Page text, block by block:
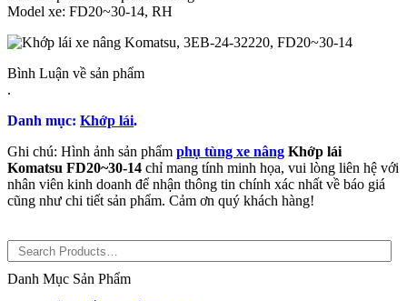
Model xe: FD20~30-14, RH
Bình Luận về sản phẩm
.
Danh mục: Khớp lái.
Ghi chú: Hình ảnh sản phẩm phụ tùng xe nâng Khớp lái
Komatsu FD20~30-14 chỉ mang tính minh họa, vui lòng liên hệ với
nhân viên kinh doanh để nhận thông tin chính xác nhất về báo giá
cũng như chi tiết sản phẩm. Cảm ơn quý khách hàng!
Danh Mục Sản Phẩm